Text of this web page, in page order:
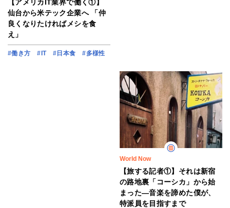
【アメリカIT業界で働く①】
仙台から米テック企業へ 「仲
良くなりたければメシを食
え」
#働き方 #IT #日本食 #多様性
World Now
【旅する記者①】それは新宿
の路地裏「コーシカ」から始
まった―音楽を諦めた僕が、
特派員を目指すまで